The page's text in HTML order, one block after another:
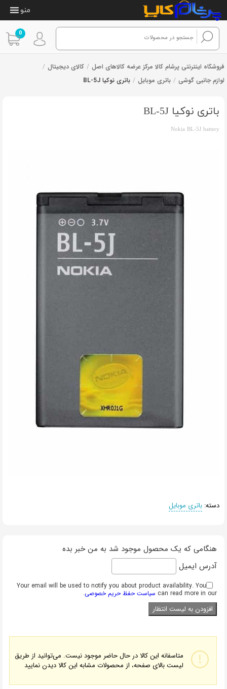
0
منو
فروشگاه اینترنتی پرشام کالا مرکز عرضه کالاهای اصل / کالای دیجیتال /
لوازم جانبی گوشی / باتری موبایل / باتری نوکیا BL-5J
باتری نوکیا BL-5J
Nokia BL-5J battery
دسته: باتری موبایل
هنگامی که یک محصول موجود شد به من خبر بده
آدرس ایمیل
Your email will be used to notify you about product availability. You
can read more in our سیاست حفظ حریم خصوصی.
متاسفانه این کالا در حال حاضر موجود نیست. می‌توانید از طریق
لیست بالای صفحه، از محصولات مشابه این کالا دیدن نمایید